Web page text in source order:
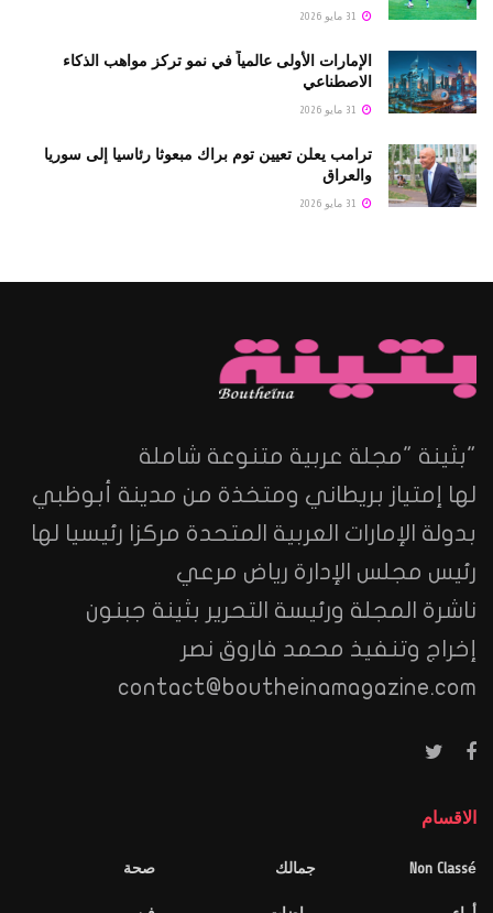
الإمارات الأولى عالمياً في نمو تركز مواهب الذكاء
الاصطناعي
ترامب يعلن تعيين توم براك مبعوثا رئاسيا إلى سوريا
والعراق
"بثينة "مجلة عربية متنوعة شاملة
لها إمتياز بريطاني ومتخذة من مدينة أبوظبي
بدولة الإمارات العربية المتحدة مركزا رئيسيا لها
رئيس مجلس الإدارة رياض مرعي
ناشرة المجلة ورئيسة التحرير بثينة جبنون
إخراج وتنفيذ محمد فاروق نصر
contact@boutheinamagazine.com
الاقسام
Non Classé
جمالك
صحة